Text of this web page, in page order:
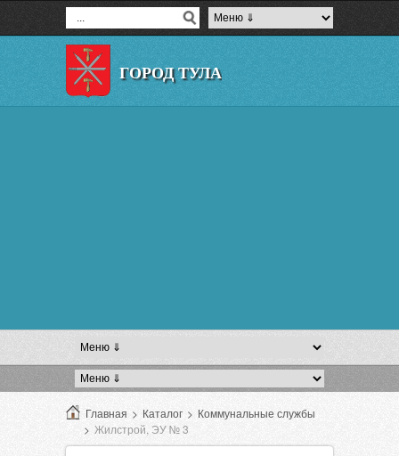
ГОРОД ТУЛА
Главная > Каталог > Коммунальные службы
> Жилстрой, ЭУ № 3